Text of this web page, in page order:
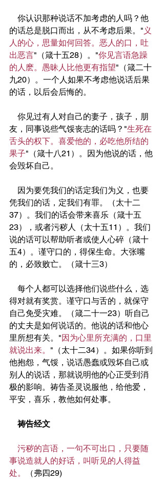
的话总是脱口而出，从不考虑后果。" 义
人的心，思量如何回答。恶人的口，吐
出恶言"（箴十五28）。"你见言语急躁
的人麽。愚昧人比他更有指望"（箴二十
九20）。一个人如果不考虑他说话后果
的话，以后会后悔的。
友，同事说些气馁丧志的话吗？"生死在
舌头的权下。喜爱他的，必吃他所结的
果子"（箴十八21）。因为他说的话，他
会毁坏自己。
凭我们的话，定我们有罪。（太十二
37）。我们的话会带来喜乐（箴十五
23），或者污秽人（太十五11）。我们
说的话可以帮助听者或使人心碎（箴十
五4）。谨守口的，得保生命。大张嘴
的，必致败亡。（箴十三3）
得对就有奖赏。谨守口与舌的，就保守
自己免受灾难。（箴二十一23）听自己
的丈夫是如何说话的。他说的话和他心
里所想有关。"因为心里所充满的，口里
就说出来。 "（太十二34）。如果你听到
他抱怨，气馁，说话愚蠢或毁坏自己或
别人的说话，那就说明他的心正受到消
极的影响。祷告圣灵说服他，给他爱，
平安，喜乐，教他如何处事。
祷告经文
污秽的言语，一句不可出口，只要随
事说造就人的好话，叫听见的人得益
处。
（弗四29)